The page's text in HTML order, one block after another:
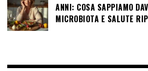
ANNI: COSA SAPPIAMO
MICROBIOTA E SALUTE